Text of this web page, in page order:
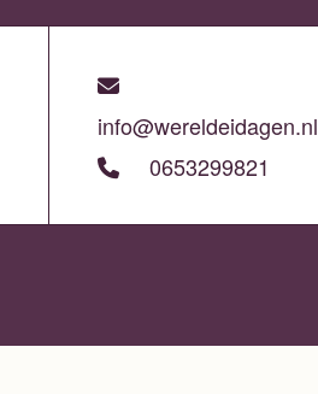
info@wereldeidagen.nl
0653299821